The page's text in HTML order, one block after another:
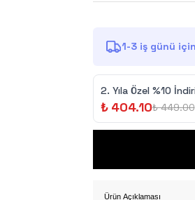
1-3 iş günü
2.⁠ ⁠Yıla Özel %10
₺ 404.10₺ 449.00
Ürün Açıklaması